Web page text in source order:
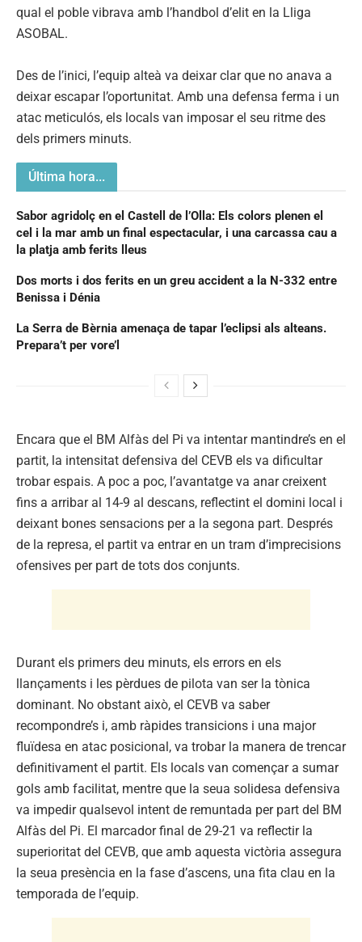
qual el poble vibrava amb l’handbol d’elit en la Lliga
ASOBAL.
Des de l’inici, l’equip alteà va deixar clar que no anava a
deixar escapar l’oportunitat. Amb una defensa ferma i un
atac meticulós, els locals van imposar el seu ritme des
dels primers minuts.
Última hora...
Sabor agridolç en el Castell de l’Olla: Els colors plenen el
cel i la mar amb un final espectacular, i una carcassa cau a
la platja amb ferits lleus
Dos morts i dos ferits en un greu accident a la N-332 entre
Benissa i Dénia
La Serra de Bèrnia amenaça de tapar l’eclipsi als alteans.
Prepara’t per vore’l
Encara que el BM Alfàs del Pi va intentar mantindre’s en el
partit, la intensitat defensiva del CEVB els va dificultar
trobar espais. A poc a poc, l’avantatge va anar creixent
fins a arribar al 14-9 al descans, reflectint el domini local i
deixant bones sensacions per a la segona part. Després
de la represa, el partit va entrar en un tram d’imprecisions
ofensives per part de tots dos conjunts.
Durant els primers deu minuts, els errors en els
llançaments i les pèrdues de pilota van ser la tònica
dominant. No obstant això, el CEVB va saber
recompondre’s i, amb ràpides transicions i una major
fluïdesa en atac posicional, va trobar la manera de trencar
definitivament el partit. Els locals van començar a sumar
gols amb facilitat, mentre que la seua solidesa defensiva
va impedir qualsevol intent de remuntada per part del BM
Alfàs del Pi. El marcador final de 29-21 va reflectir la
superioritat del CEVB, que amb aquesta victòria assegura
la seua presència en la fase d’ascens, una fita clau en la
temporada de l’equip.